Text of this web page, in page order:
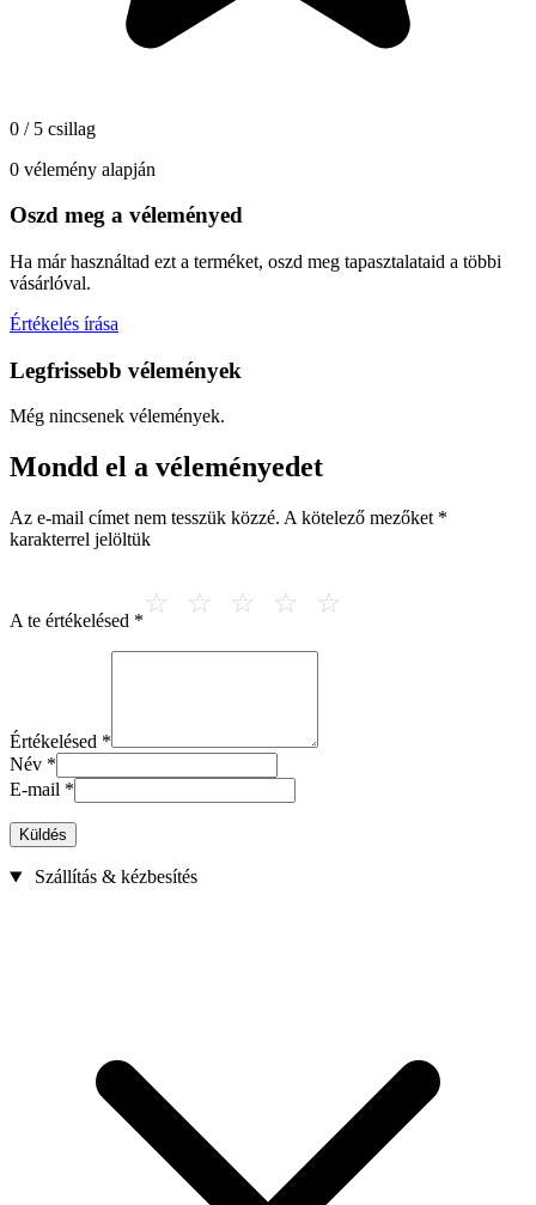
0 / 5 csillag
0 vélemény alapján
Oszd meg a véleményed
Ha már használtad ezt a terméket, oszd meg tapasztalataid a többi
vásárlóval.
Értékelés írása
Legfrissebb vélemények
Még nincsenek vélemények.
Mondd el a véleményedet
Az e-mail címet nem tesszük közzé. A kötelező mezőket *
karakterrel jelöltük
A te értékelésed *
Értékelésed *
Név *
E-mail *
Küldés
Szállítás & kézbesítés